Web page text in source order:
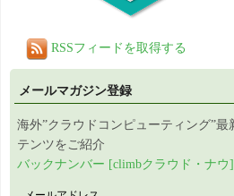
RSSフィードを取得する
メールマガジン登録
海外”クラウドコンピューティング”
テンツをご紹介
バックナンバー [climbクラウド・ナウ]